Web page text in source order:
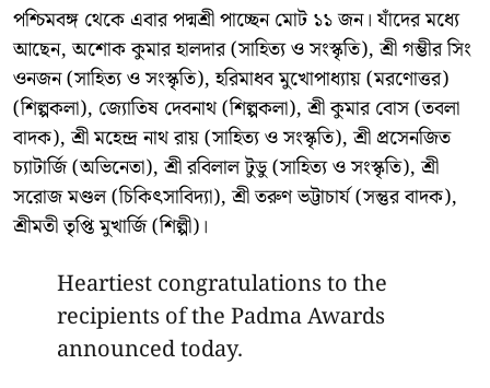
পশ্চিমবঙ্গ থেকে এবার পদ্মশ্রী পাচ্ছেন মোট ১১ জন। যাঁদের মধ্যে
আছেন, অশোক কুমার হালদার (সাহিত্য ও সংস্কৃতি), শ্রী গম্ভীর সিং
ওনজন (সাহিত্য ও সংস্কৃতি), হরিমাধব মুখোপাধ্যায় (মরণোত্তর)
(শিল্পকলা), জ্যোতিষ দেবনাথ (শিল্পকলা), শ্রী কুমার বোস (তবলা
বাদক), শ্রী মহেন্দ্র নাথ রায় (সাহিত্য ও সংস্কৃতি), শ্রী প্রসেনজিত
চ্যাটার্জি (অভিনেতা), শ্রী রবিলাল টুডু (সাহিত্য ও সংস্কৃতি), শ্রী
সরোজ মণ্ডল (চিকিৎসাবিদ্যা), শ্রী তরুণ ভট্টাচার্য (সন্তুর বাদক),
শ্রীমতী তৃপ্তি মুখার্জি (শিল্পী)।
Heartiest congratulations to the
recipients of the Padma Awards
announced today.